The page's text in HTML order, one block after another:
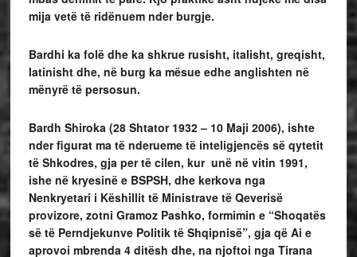
mija vetë të ridënuem nder burgje.
Bardhi ka folë dhe ka shkrue rusisht, italisht, greqisht,
latinisht dhe, në burg ka mësue edhe anglishten në
mënyrë të persosun.
Bardh Shiroka (28 Shtator 1932 – 10 Maji 2006), ishte
nder figurat ma të nderueme të inteligjencës së qytetit
të Shkodres, gja per të cilen, kur unë në vitin 1991,
ishe në kryesinë e BSPSH, dhe kerkova nga
Nenkryetari i Këshillit të Ministrave të Qeverisë
provizore, zotni Gramoz Pashko, formimin e “Shoqatës
së të Perndjekunve Politik të Shqipnisë”, gja që Ai e
aprovoi mbrenda 4 ditësh dhe, na njoftoi nga Tirana